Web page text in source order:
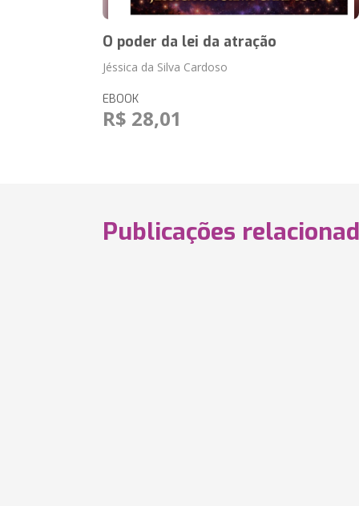
O poder da lei da atração
Jéssica da Silva Cardoso
EBOOK
R$ 28,01
Publicações